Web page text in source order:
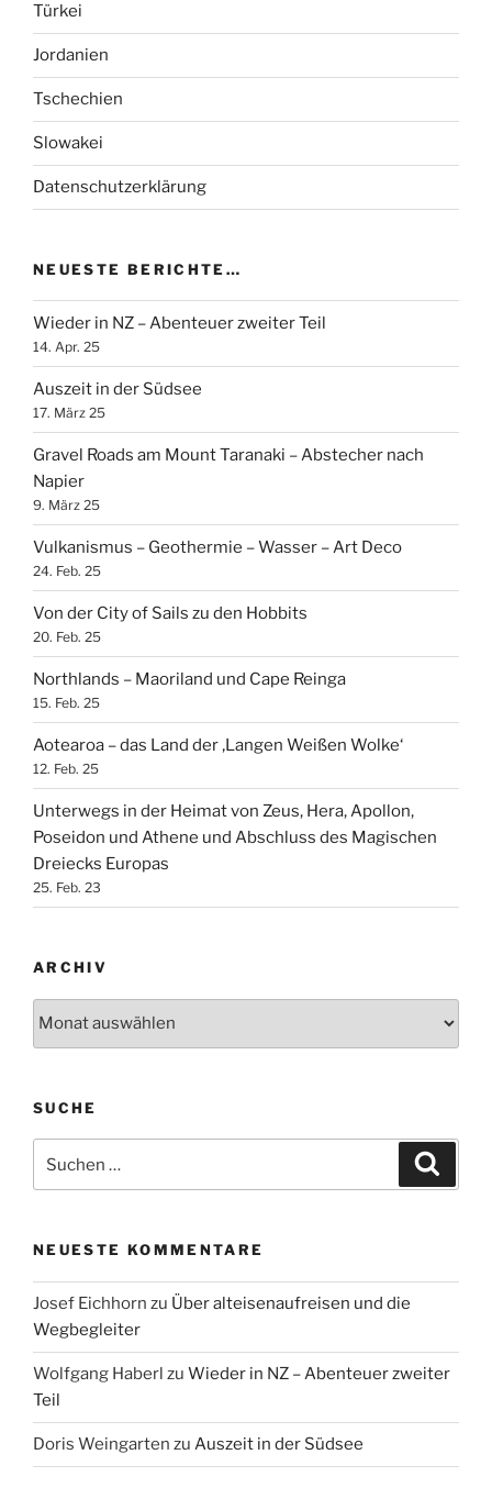
Türkei
Jordanien
Tschechien
Slowakei
Datenschutzerklärung
NEUESTE BERICHTE…
Wieder in NZ – Abenteuer zweiter Teil
14. Apr. 25
Auszeit in der Südsee
17. März 25
Gravel Roads am Mount Taranaki – Abstecher nach
Napier
9. März 25
Vulkanismus – Geothermie – Wasser – Art Deco
24. Feb. 25
Von der City of Sails zu den Hobbits
20. Feb. 25
Northlands – Maoriland und Cape Reinga
15. Feb. 25
Aotearoa – das Land der ‚Langen Weißen Wolke‘
12. Feb. 25
Unterwegs in der Heimat von Zeus, Hera, Apollon,
Poseidon und Athene und Abschluss des Magischen
Dreiecks Europas
25. Feb. 23
ARCHIV
SUCHE
nach:
NEUESTE KOMMENTARE
Josef Eichhorn zu Über alteisenaufreisen und die
Wegbegleiter
Wolfgang Haberl zu Wieder in NZ – Abenteuer zweiter
Teil
Doris Weingarten zu Auszeit in der Südsee